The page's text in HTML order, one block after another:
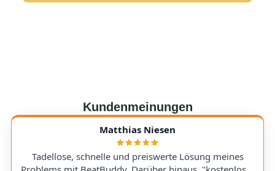
Kundenmeinungen
Matthias Niesen
Tadellose, schnelle und preiswerte Lösung meines